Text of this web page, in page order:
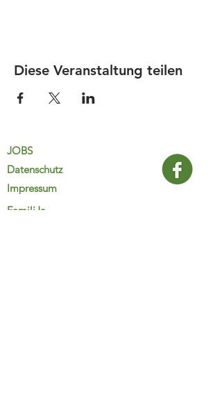
Diese Veranstaltung teilen
JOBS
Datenschutz
Impressum
FamiliJa